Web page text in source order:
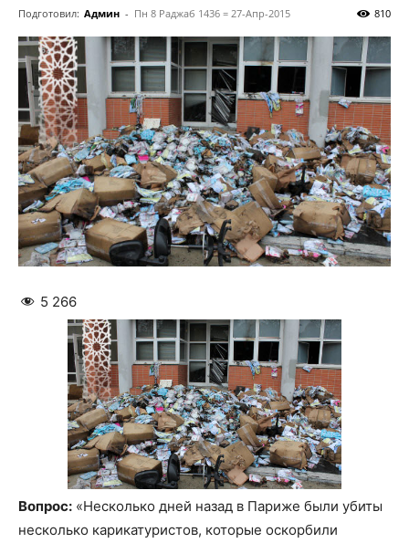
Подготовил: Админ - Пн 8 Раджаб 1436 = 27-Апр-2015 810
5 266
Вопрос: «Несколько дней назад в Париже были убиты
несколько карикатуристов, которые оскорбили